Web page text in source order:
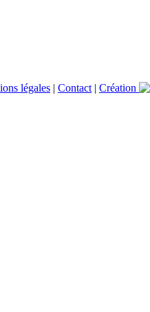
légales | Contact | Création